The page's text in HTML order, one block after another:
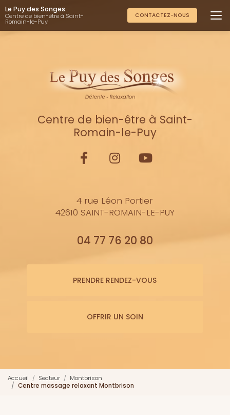
Aller
au
contenu
principal
Le Puy des Songes
Centre de bien-être à Saint-
Romain-le-Puy
CONTACTEZ-NOUS
Centre de bien-être à Saint-
Romain-le-Puy
4 rue Léon Portier
42610 SAINT-ROMAIN-LE-PUY
04 77 76 20 80
PRENDRE RENDEZ-VOUS
OFFRIR UN SOIN
Accueil Secteur
Montbrison
Centre massage relaxant Montbrison